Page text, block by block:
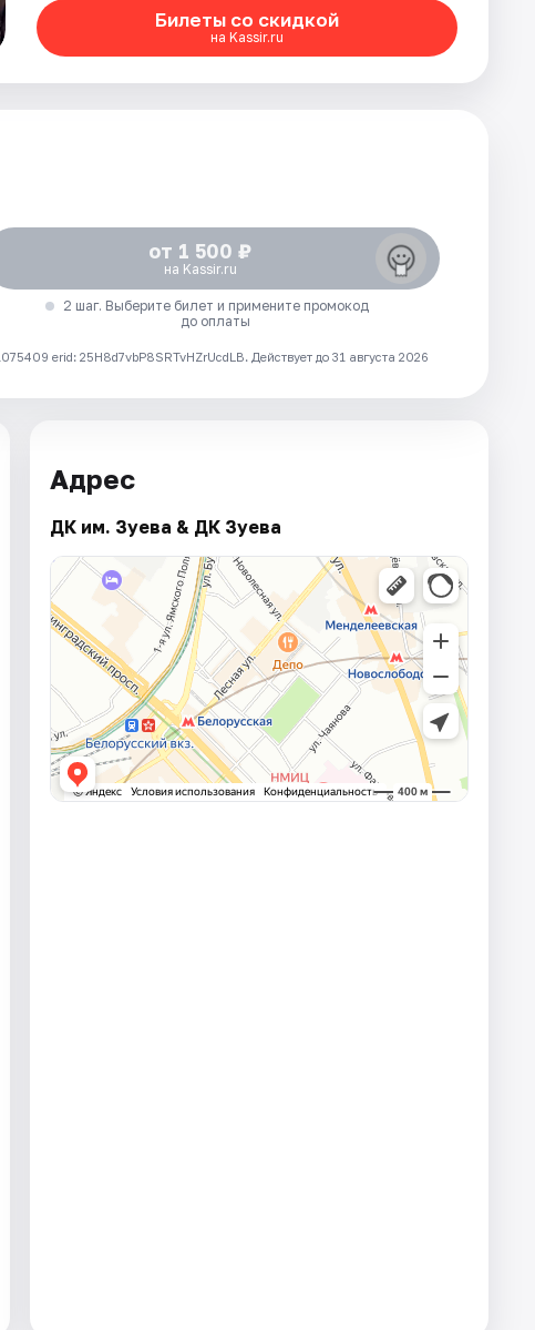
Билеты со скидкой
на Kassir.ru
от 1 500 ₽
на Kassir.ru
2 шаг. Выберите билет и примените промокод
до оплаты
erid: 25H8d7vbP8SRTvHZrUcdLB. Действует до 31 августа 2026
Адрес
ДК им. Зуева & ДК Зуева